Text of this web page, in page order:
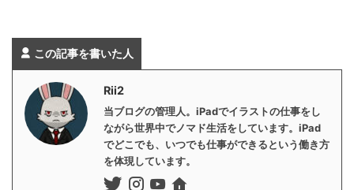
この記事を書いた人
Rii2
当ブログの管理人。iPadでイラストの仕事をし
ながら世界中でノマド生活をしています。iPad
でどこでも、いつでも仕事ができるという働き方
を体現しています。